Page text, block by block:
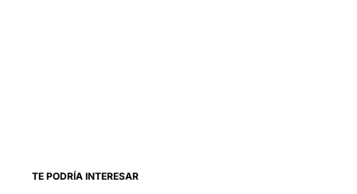
TE PODRÍA INTERESAR